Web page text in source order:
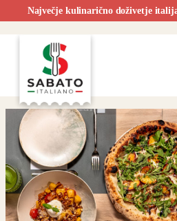
Preskoči
vsebino
Največje kulinarično doživetje